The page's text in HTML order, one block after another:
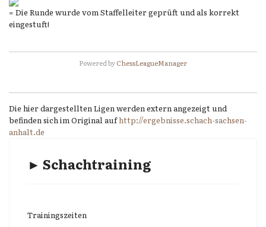
= Die Runde wurde vom Staffelleiter geprüft und als korrekt
eingestuft!
Powered byChessLeagueManager
Die hier dargestellten Ligen werden extern angezeigt und
befinden sich im Original aufhttp://ergebnisse.schach-sachsen-
anhalt.de
► Schachtraining
Trainingszeiten